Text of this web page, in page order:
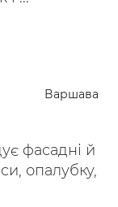
Варшава
фасадні й
опалубку,